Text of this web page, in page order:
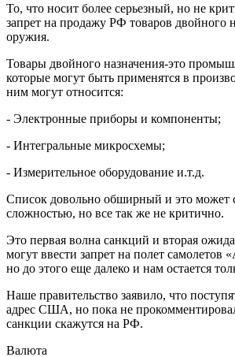
То, что носит более серьезный, но не
запрет на продажу РФ товаров двойного
оружия.
Товары двойного назначения-это
которые могут быть применятся в
ним могут относится:
- Электронные приборы и компоненты;
- Интегральные микросхемы;
- Измерительное оборудование и.т.д.
Список довольно обширный и это может
сложностью, но все так же не критично.
Это первая волна санкций и вторая
могут ввести запрет на полет
но до этого еще далеко и нам остается
Наше правительство заявило, что
адрес США, но пока не
санкции скажутся на РФ.
Валюта